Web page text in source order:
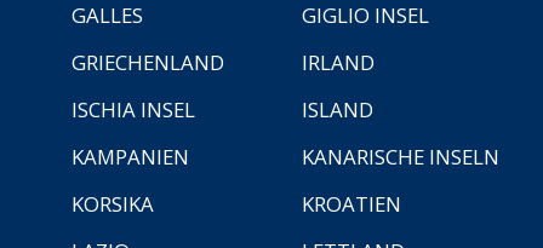
GALLES
GIGLIO INSEL
GRIECHENLAND
IRLAND
ISCHIA INSEL
ISLAND
KAMPANIEN
KANARISCHE INSELN
KORSIKA
KROATIEN